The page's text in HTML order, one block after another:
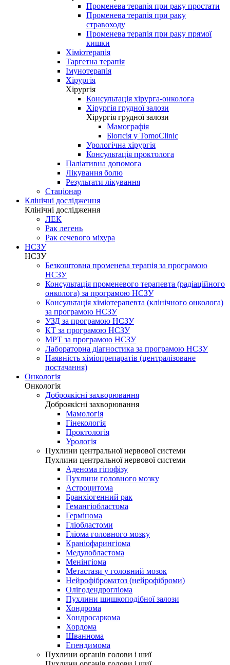
Променева терапія при раку простати
Променева терапія при раку
стравоходу
Променева терапія при раку прямої
кишки
Хіміотерапія
Таргетна терапія
Імунотерапія
Хірургія
Хірургія
Консультація хірурга-онколога
Хірургія грудної залози
Хірургія грудної залози
Мамографія
Біопсія у TomoClinic
Урологічна хірургія
Консультація проктолога
Паліативна допомога
Лікування болю
Результати лікування
Стаціонар
Клінічні дослідження
Клінічні дослідження
ЛЕК
Рак легень
Рак сечевого міхура
НСЗУ
НСЗУ
Безкоштовна променева терапія за програмою
НСЗУ
Консультація променевого терапевта (радіаційного
онколога) за програмою НСЗУ
Консультація хіміотерапевта (клінічного онколога)
за програмою НСЗУ
УЗД за програмою НСЗУ
КТ за програмою НСЗУ
МРТ за програмою НСЗУ
Лабораторна діагностика за програмою НСЗУ
Наявність хіміопрепаратів (централізоване
постачання)
Онкологія
Онкологія
Доброякісні захворювання
Доброякісні захворювання
Мамологія
Гінекологія
Проктологія
Урологія
Пухлини центральної нервової системи
Пухлини центральної нервової системи
Аденома гіпофізу
Пухлини головного мозку
Астроцитома
Бранхіогенний рак
Гемангіобластома
Гермінома
Гліобластоми
Гліома головного мозку
Краніофарингіома
Медулобластома
Менінгіома
Метастази у головний мозок
Нейрофіброматоз (нейрофіброми)
Олігодендрогліома
Пухлини шишкоподібної залози
Хондрома
Хондросаркома
Хордома
Шваннома
Епендимома
Пухлини органів голови і шиї